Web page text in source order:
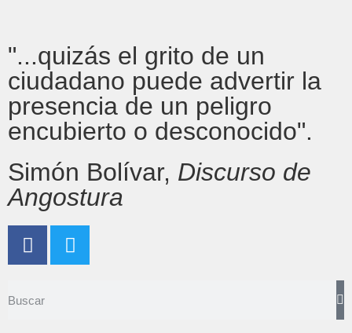
"...quizás el grito de un
ciudadano puede advertir la
presencia de un peligro
encubierto o desconocido".
Simón Bolívar, Discurso de
Angostura